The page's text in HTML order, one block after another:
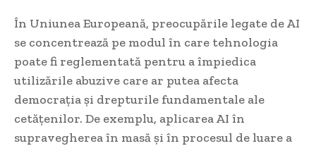
În Uniunea Europeană, preocupările legate de AI
se concentrează pe modul în care tehnologia
poate fi reglementată pentru a împiedica
utilizările abuzive care ar putea afecta
democrația și drepturile fundamentale ale
cetățenilor. De exemplu, aplicarea AI în
supravegherea în masă și în procesul de luare a